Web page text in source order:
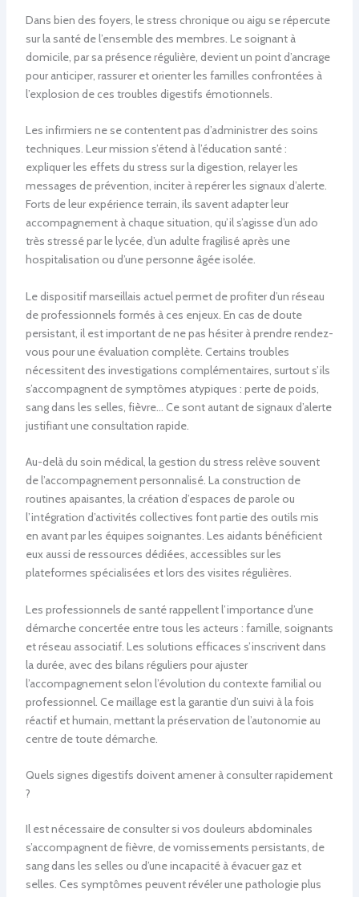
Dans bien des foyers, le stress chronique ou aigu se répercute
sur la santé de l’ensemble des membres. Le soignant à
domicile, par sa présence régulière, devient un point d’ancrage
pour anticiper, rassurer et orienter les familles confrontées à
l’explosion de ces troubles digestifs émotionnels.
Les infirmiers ne se contentent pas d’administrer des soins
techniques. Leur mission s’étend à l’éducation santé :
expliquer les effets du stress sur la digestion, relayer les
messages de prévention, inciter à repérer les signaux d’alerte.
Forts de leur expérience terrain, ils savent adapter leur
accompagnement à chaque situation, qu’il s’agisse d’un ado
très stressé par le lycée, d’un adulte fragilisé après une
hospitalisation ou d’une personne âgée isolée.
Le dispositif marseillais actuel permet de profiter d’un réseau
de professionnels formés à ces enjeux. En cas de doute
persistant, il est important de ne pas hésiter à prendre rendez-
vous pour une évaluation complète. Certains troubles
nécessitent des investigations complémentaires, surtout s’ils
s’accompagnent de symptômes atypiques : perte de poids,
sang dans les selles, fièvre… Ce sont autant de signaux d’alerte
justifiant une consultation rapide.
Au-delà du soin médical, la gestion du stress relève souvent
de l’accompagnement personnalisé. La construction de
routines apaisantes, la création d’espaces de parole ou
l’intégration d’activités collectives font partie des outils mis
en avant par les équipes soignantes. Les aidants bénéficient
eux aussi de ressources dédiées, accessibles sur les
plateformes spécialisées et lors des visites régulières.
Les professionnels de santé rappellent l’importance d’une
démarche concertée entre tous les acteurs : famille, soignants
et réseau associatif. Les solutions efficaces s’inscrivent dans
la durée, avec des bilans réguliers pour ajuster
l’accompagnement selon l’évolution du contexte familial ou
professionnel. Ce maillage est la garantie d’un suivi à la fois
réactif et humain, mettant la préservation de l’autonomie au
centre de toute démarche.
Quels signes digestifs doivent amener à consulter rapidement
?
Il est nécessaire de consulter si vos douleurs abdominales
s’accompagnent de fièvre, de vomissements persistants, de
sang dans les selles ou d’une incapacité à évacuer gaz et
selles. Ces symptômes peuvent révéler une pathologie plus